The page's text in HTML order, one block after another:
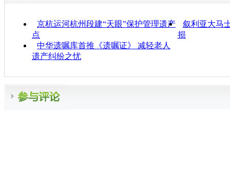
京杭运河杭州段建“天眼”保护管理遗产
点
叙利亚大马
损
中华遗嘱库首推《遗嘱证》 减轻老人
遗产纠纷之忧